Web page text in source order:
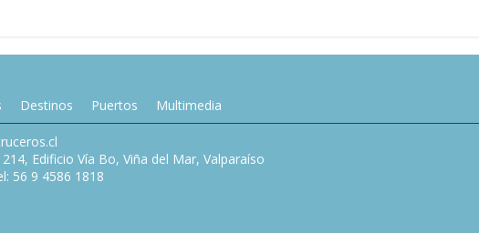
Destinos Puertos Multimedia
Edificio Vía Bo, Viña del Mar, Valparaíso
56 9 4586 1818